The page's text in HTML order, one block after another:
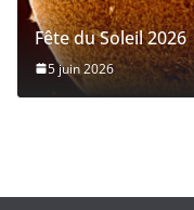
Fête du Soleil 2026
5 juin 2026